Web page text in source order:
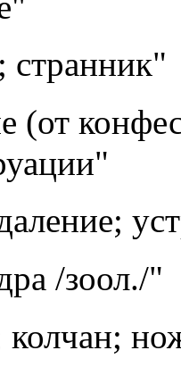
странник"
(от
/зоол./"
колчан;